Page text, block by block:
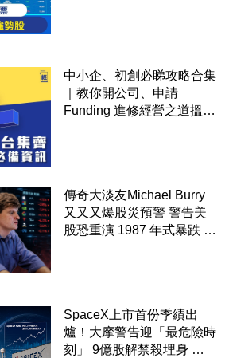
中小企、初創必睇攻略合集
｜教你開公司、申請
Funding 進修經營之道搵大
傳奇大淡友Michael Burry
又又又爆股災預警 警告美
股恐重演 1987 年式暴跌 企
SpaceX上市首份季績出
爐！大摩警告迎「最危險時
刻」 9億股解禁殺埋身 拆